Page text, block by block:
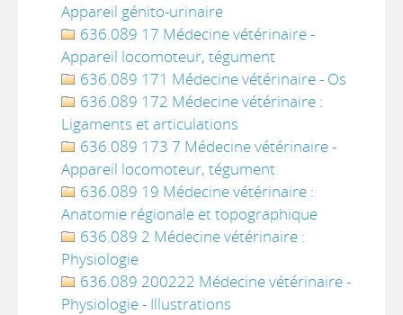
Appareil génito-urinaire
636.089 17 Médecine vétérinaire -
Appareil locomoteur, tégument
636.089 171 Médecine vétérinaire - Os
636.089 172 Médecine vétérinaire :
Ligaments et articulations
636.089 173 7 Médecine vétérinaire -
Appareil locomoteur, tégument
636.089 19 Médecine vétérinaire :
Anatomie régionale et topographique
636.089 2 Médecine vétérinaire :
Physiologie
636.089 200222 Médecine vétérinaire -
Physiologie - Illustrations